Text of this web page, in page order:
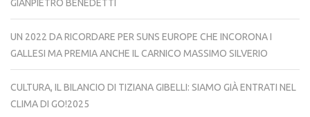
GIANPIETRO BENEDETTI
UN 2022 DA RICORDARE PER SUNS EUROPE CHE INCORONA I
GALLESI MA PREMIA ANCHE IL CARNICO MASSIMO SILVERIO
CULTURA, IL BILANCIO DI TIZIANA GIBELLI: SIAMO GIÀ ENTRATI NEL
CLIMA DI GO!2025